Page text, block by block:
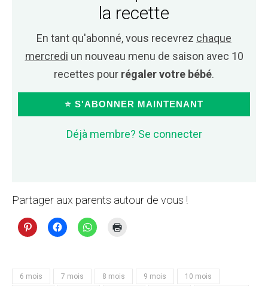
la recette
En tant qu'abonné, vous recevrez chaque
mercredi un nouveau menu de saison avec 10
recettes pour régaler votre bébé.
⭐ S'ABONNER MAINTENANT
Déjà membre? Se connecter
Partager aux parents autour de vous !
6 mois 7 mois 8 mois 9 mois
10 mois